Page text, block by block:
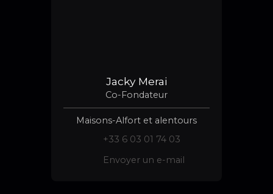
Jacky Merai
Co-Fondateur
Maisons-Alfort et alentours
+33 6 03 01 74 03
Envoyer un e-mail